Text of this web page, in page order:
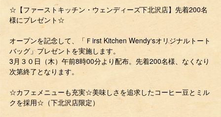
☆【ファーストキッチン・ウェンディーズ下北沢店】先着200名
様にプレゼント☆
オープンを記念して、「Ｆirst Kitchen Wendy‘sオリジナルトート
バッグ」プレゼントを実施します。
3月３０日（木）午前8時00分より配布。 先着200名様、なくなり
次第終了となります。
☆カフェメニューも充実☆美味しさを追求したコーヒー豆とミル
クを採用☆（下北沢店限定）